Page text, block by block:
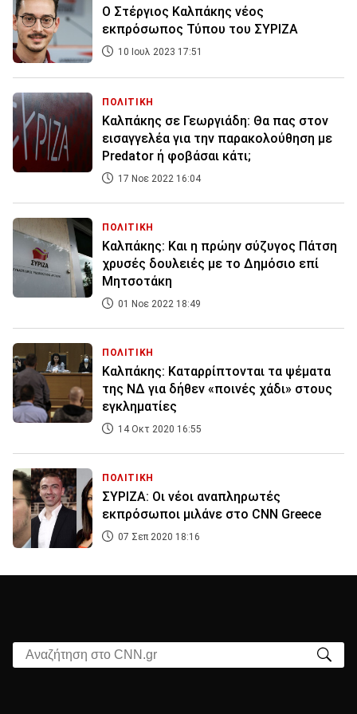
Ο Στέργιος Καλπάκης νέος
εκπρόσωπος Τύπου του ΣΥΡΙΖΑ
10 Ιουλ 2023 17:51
ΠΟΛΙΤΙΚΗ
Καλπάκης σε Γεωργιάδη: Θα πας στον
εισαγγελέα για την παρακολούθηση με
Predator ή φοβάσαι κάτι;
17 Νοε 2022 16:04
ΠΟΛΙΤΙΚΗ
Καλπάκης: Και η πρώην σύζυγος Πάτση
χρυσές δουλειές με το Δημόσιο επί
Μητσοτάκη
01 Νοε 2022 18:49
ΠΟΛΙΤΙΚΗ
Καλπάκης: Καταρρίπτονται τα ψέματα
της ΝΔ για δήθεν «ποινές χάδι» στους
εγκληματίες
14 Οκτ 2020 16:55
ΠΟΛΙΤΙΚΗ
ΣΥΡΙΖΑ: Οι νέοι αναπληρωτές
εκπρόσωποι μιλάνε στο CNN Greece
07 Σεπ 2020 18:16
Αναζήτηση στο CNN.gr